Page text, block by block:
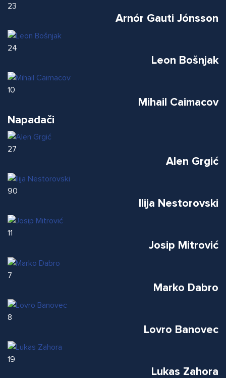
23
Arnór Gauti Jónsson
24
Leon Bošnjak
10
Mihail Caimacov
Napadači
27
Alen Grgić
90
Ilija Nestorovski
11
Josip Mitrović
7
Marko Dabro
8
Lovro Banovec
19
Lukas Zahora